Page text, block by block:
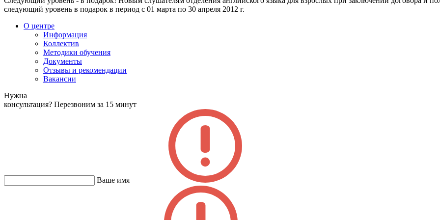
следующий уровень в подарок в период с 01 марта по 30 апреля 2012 г.
О центре
Информация
Коллектив
Методики обучения
Документы
Отзывы и рекомендации
Вакансии
Нужна
консультация? Перезвоним за 15 минут
Ваше имя